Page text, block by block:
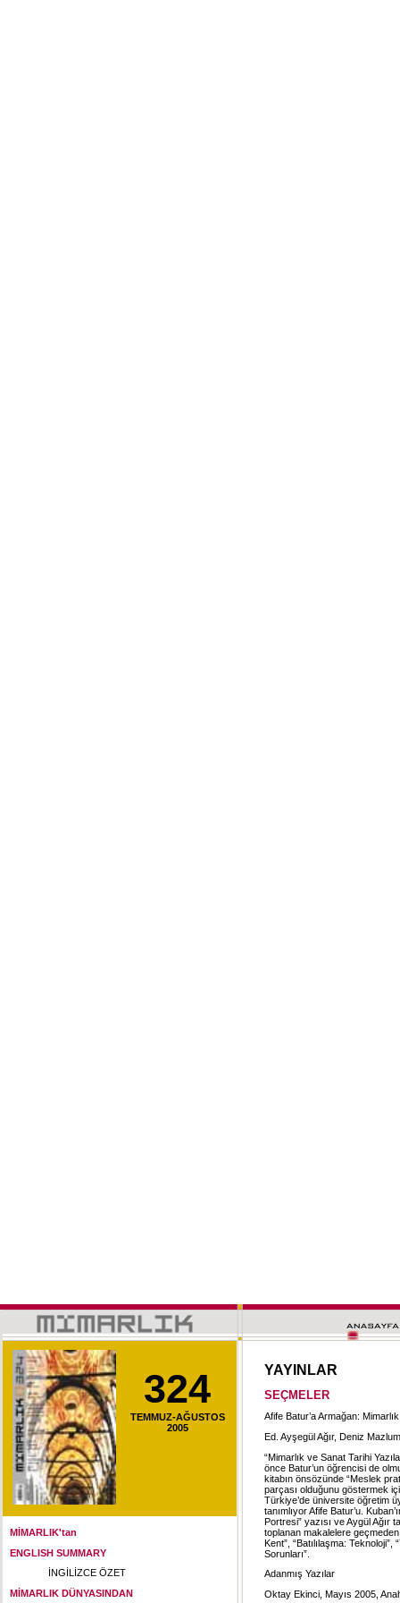
324
TEMMUZ-AĞUSTOS
2005
MİMARLIK'tan
ENGLISH SUMMARY
İNGİLİZCE ÖZET
MİMARLIK DÜNYASINDAN
YAYINLAR
SEÇMELER
Afife Batur’a Armağan:
Ed. Ayşegül Ağır, Deniz
“Mimarlık ve Sanat Tarihi
önce Batur’un öğrencisi de
kitabın önsözünde “Meslek
parçası olduğunu göstermek
Türkiye’de üniversite öğretim
tanımlıyor Afife Batur’u.
Portresi” yazısı ve Aygül Ağır
toplanan makalelere geçmeden
Kent”, “Batılılaşma: Teknoloji”,
Sorunları”.
Adanmış Yazılar
Oktay Ekinci, Mayıs 2005,